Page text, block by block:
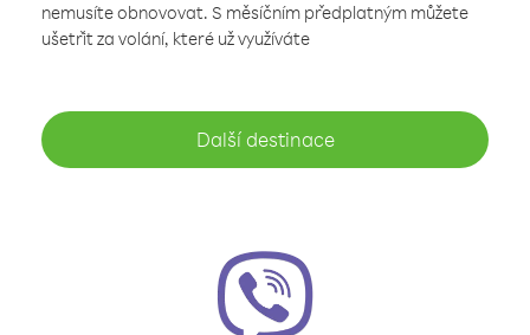
nemusíte obnovovat. S měsíčním předplatným můžete
ušetřit za volání, které už využíváte
Další destinace